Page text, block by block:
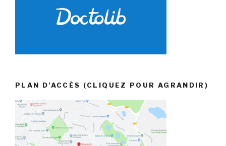
PLAN D’ACCÈS (CLIQUEZ POUR AGRANDIR)